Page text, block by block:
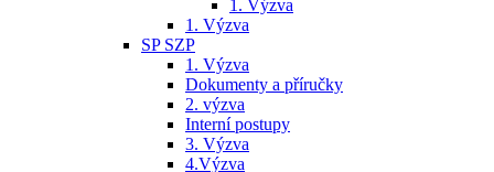
1. Výzva
1. Výzva
SP SZP
1. Výzva
Dokumenty a příručky
2. výzva
Interní postupy
3. Výzva
4.Výzva